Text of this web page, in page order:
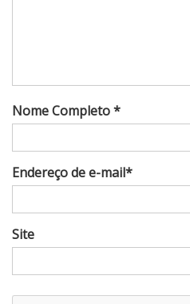
Nome Completo *
Endereço de e-mail*
Site